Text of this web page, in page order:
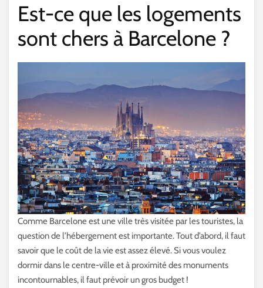
Est-ce que les logements
sont chers à Barcelone ?
Comme Barcelone est une ville très visitée par les touristes, la
question de l’hébergement est importante. Tout d’abord, il faut
savoir que le coût de la vie est assez élevé. Si vous voulez
dormir dans le centre-ville et à proximité des monuments
incontournables, il faut prévoir un gros budget !